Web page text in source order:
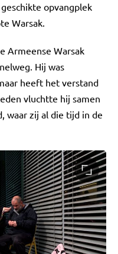
opvangplek
Warsak.
Armeense Warsak
Hij was
heeft het verstand
vluchtte hij samen
waar zij al die tijd in de